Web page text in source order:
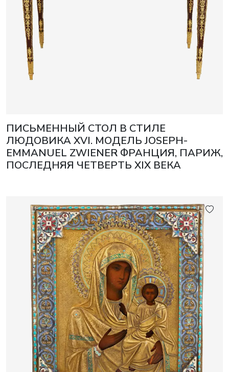
ПИСЬМЕННЫЙ СТОЛ В СТИЛЕ
ЛЮДОВИКА XVI. МОДЕЛЬ JOSEPH-
EMMANUEL ZWIENER ФРАНЦИЯ, ПАРИЖ,
ПОСЛЕДНЯЯ ЧЕТВЕРТЬ XIX ВЕКА